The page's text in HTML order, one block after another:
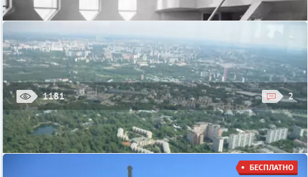
Постоянная экспозиция Музея анимации
Московский музей анимации приглашает взрослых и детей
узнать о том, как создаются мультфильмы. Экспонаты музея
окунут вас в историю развития ...
Московский музей анимации
1181 2
Выставка «Открытый Мельников»
Несколько лет назад исполнилось 125 лет со дня рождения
легендарного архитектора Константина Мельникова, в связи с
чем Музей архитектуры им. Щусева ...
БЕСПЛАТНО